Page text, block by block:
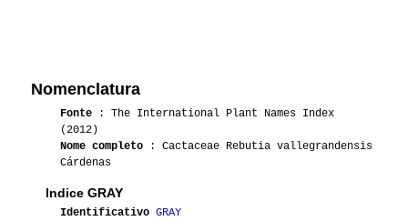
Nomenclatura
Fonte : The International Plant Names Index
(2012)
Nome completo : Cactaceae Rebutia vallegrandensis
Cárdenas
Indice GRAY
Identificativo GRAY